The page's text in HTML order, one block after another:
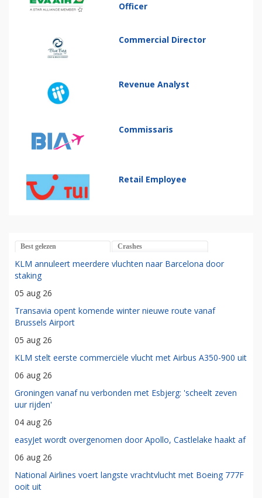
Officer
Commercial Director
Revenue Analyst
Commissaris
Retail Employee
Best gelezen Crashes
KLM annuleert meerdere vluchten naar Barcelona door
staking
05 aug 26
Transavia opent komende winter nieuwe route vanaf
Brussels Airport
05 aug 26
KLM stelt eerste commerciële vlucht met Airbus A350-900 uit
06 aug 26
Groningen vanaf nu verbonden met Esbjerg: 'scheelt zeven
uur rijden'
04 aug 26
easyJet wordt overgenomen door Apollo, Castlelake haakt af
06 aug 26
National Airlines voert langste vrachtvlucht met Boeing 777F
ooit uit